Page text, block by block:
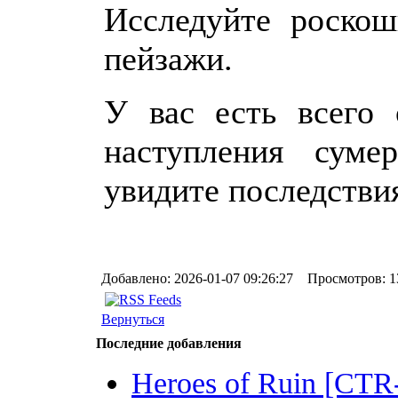
Исследуйте
пейзажи.
У вас есть
наступления
увидите
Добавлено: 2026-01-07 09:26:27 Просмотров:
Вернуться
Последние добавления
Heroes of Ruin